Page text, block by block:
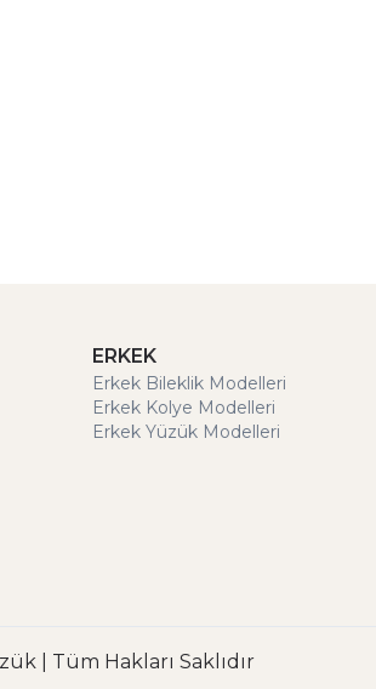
ERKEK
Erkek Bileklik Modelleri
Erkek Kolye Modelleri
Erkek Yüzük Modelleri
| Tüm Hakları Saklıdır